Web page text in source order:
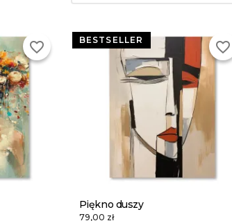
favorite_border
Piękno duszy
79,00 zł
BESTSELLER favorite_border